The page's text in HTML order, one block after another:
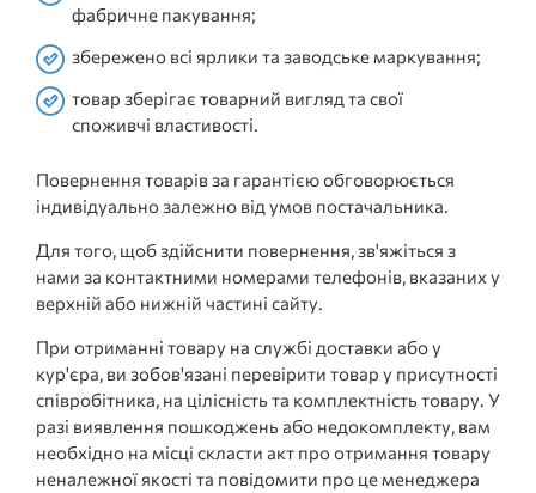
фабричне пакування;
збережено всі ярлики та заводське маркування;
товар зберігає товарний вигляд та свої
споживчі властивості.
Повернення товарів за гарантією обговорюється
індивідуально залежно від умов постачальника.
Для того, щоб здійснити повернення, зв'яжіться з
нами за контактними номерами телефонів, вказаних у
верхній або нижній частині сайту.
При отриманні товару на службі доставки або у
кур'єра, ви зобов'язані перевірити товар у присутності
співробітника, на цілісність та комплектність товару. У
разі виявлення пошкоджень або недокомплекту, вам
необхідно на місці скласти акт про отримання товару
неналежної якості та повідомити про це менеджера